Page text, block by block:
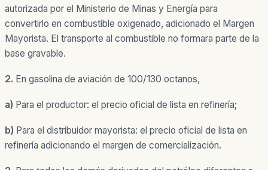
autorizada por el Ministerio de Minas y Energía para
convertirlo en combustible oxigenado, adicionado el Margen
Mayorista. El transporte al combustible no formara parte de la
base gravable.
2. En gasolina de aviación de 100/130 octanos,
a) Para el productor: el precio oficial de lista en refinería;
b) Para el distribuidor mayorista: el precio oficial de lista en
refinería adicionando el margen de comercialización.